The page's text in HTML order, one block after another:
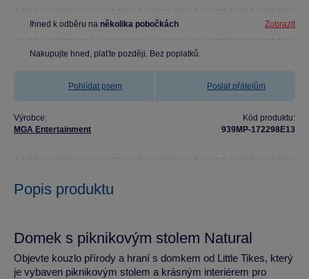
Ihned k odběru na několika pobočkách Zobrazit
Nakupujte hned, plaťte později. Bez poplatků.
Pohlídat psem Poslat přátelům
Výrobce:
MGA Entertainment
Kód produktu:
939MP-172298E13
Popis produktu
Domek s piknikovým stolem Natural
Objevte kouzlo přírody a hraní s domkem od Little Tikes, který
je vybaven piknikovým stolem a krásným interiérem pro